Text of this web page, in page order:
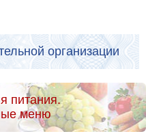
организации
питания.
меню